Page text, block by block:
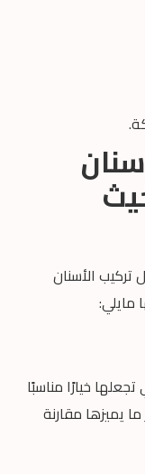
تركيب الأسنان
مايلي:
تجعلها خيارًا مناسبًا
يميزها مقارنة